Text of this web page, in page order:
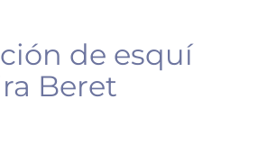
de esquí
Beret